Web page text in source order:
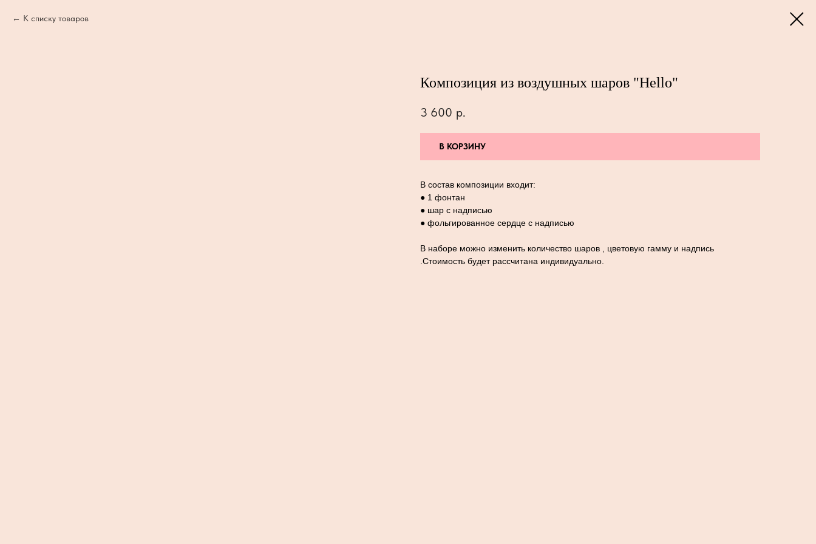
К списку товаров
Композиция из воздушных шаров "Hello"
3 600 р.
В КОРЗИНУ
В состав композиции входит:
● 1 фонтан
● шар с надписью
● фольгированное сердце с надписью
В наборе можно изменить количество шаров , цветовую гамму и надпись
.Стоимость будет рассчитана индивидуально.